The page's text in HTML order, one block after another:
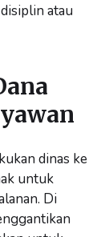
atau
dinas ke
untuk
Di